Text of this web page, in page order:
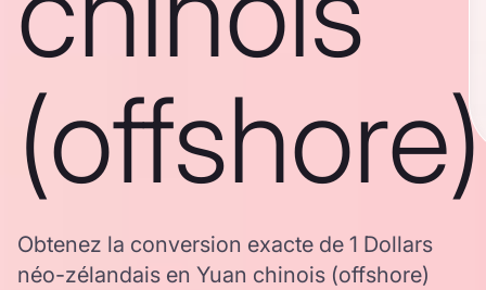
(offshore)
Obtenez la conversion exacte de 1 Dollars
néo-zélandais en Yuan chinois (offshore)